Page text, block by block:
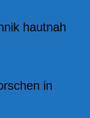
hautnah
in